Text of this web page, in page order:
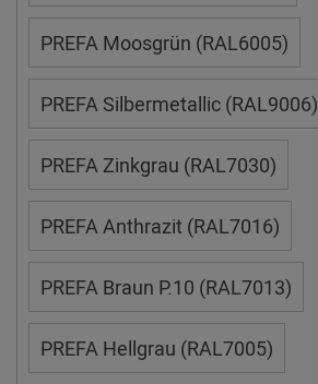
PREFA Moosgrün (RAL6005)
PREFA Silbermetallic (RAL9006)
PREFA Zinkgrau (RAL7030)
PREFA Anthrazit (RAL7016)
PREFA Braun P.10 (RAL7013)
PREFA Hellgrau (RAL7005)